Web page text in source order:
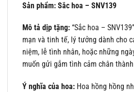
Sản phẩm: Sắc hoa – SNV139
Mô tả dịp tặng: “Sắc hoa –
mạn và tinh tế, lý tưởng dành cho
niệm, lễ tình nhân, hoặc những
muốn gửi gắm tình cảm chân
Ý nghĩa của hoa: Hoa hồng hồng